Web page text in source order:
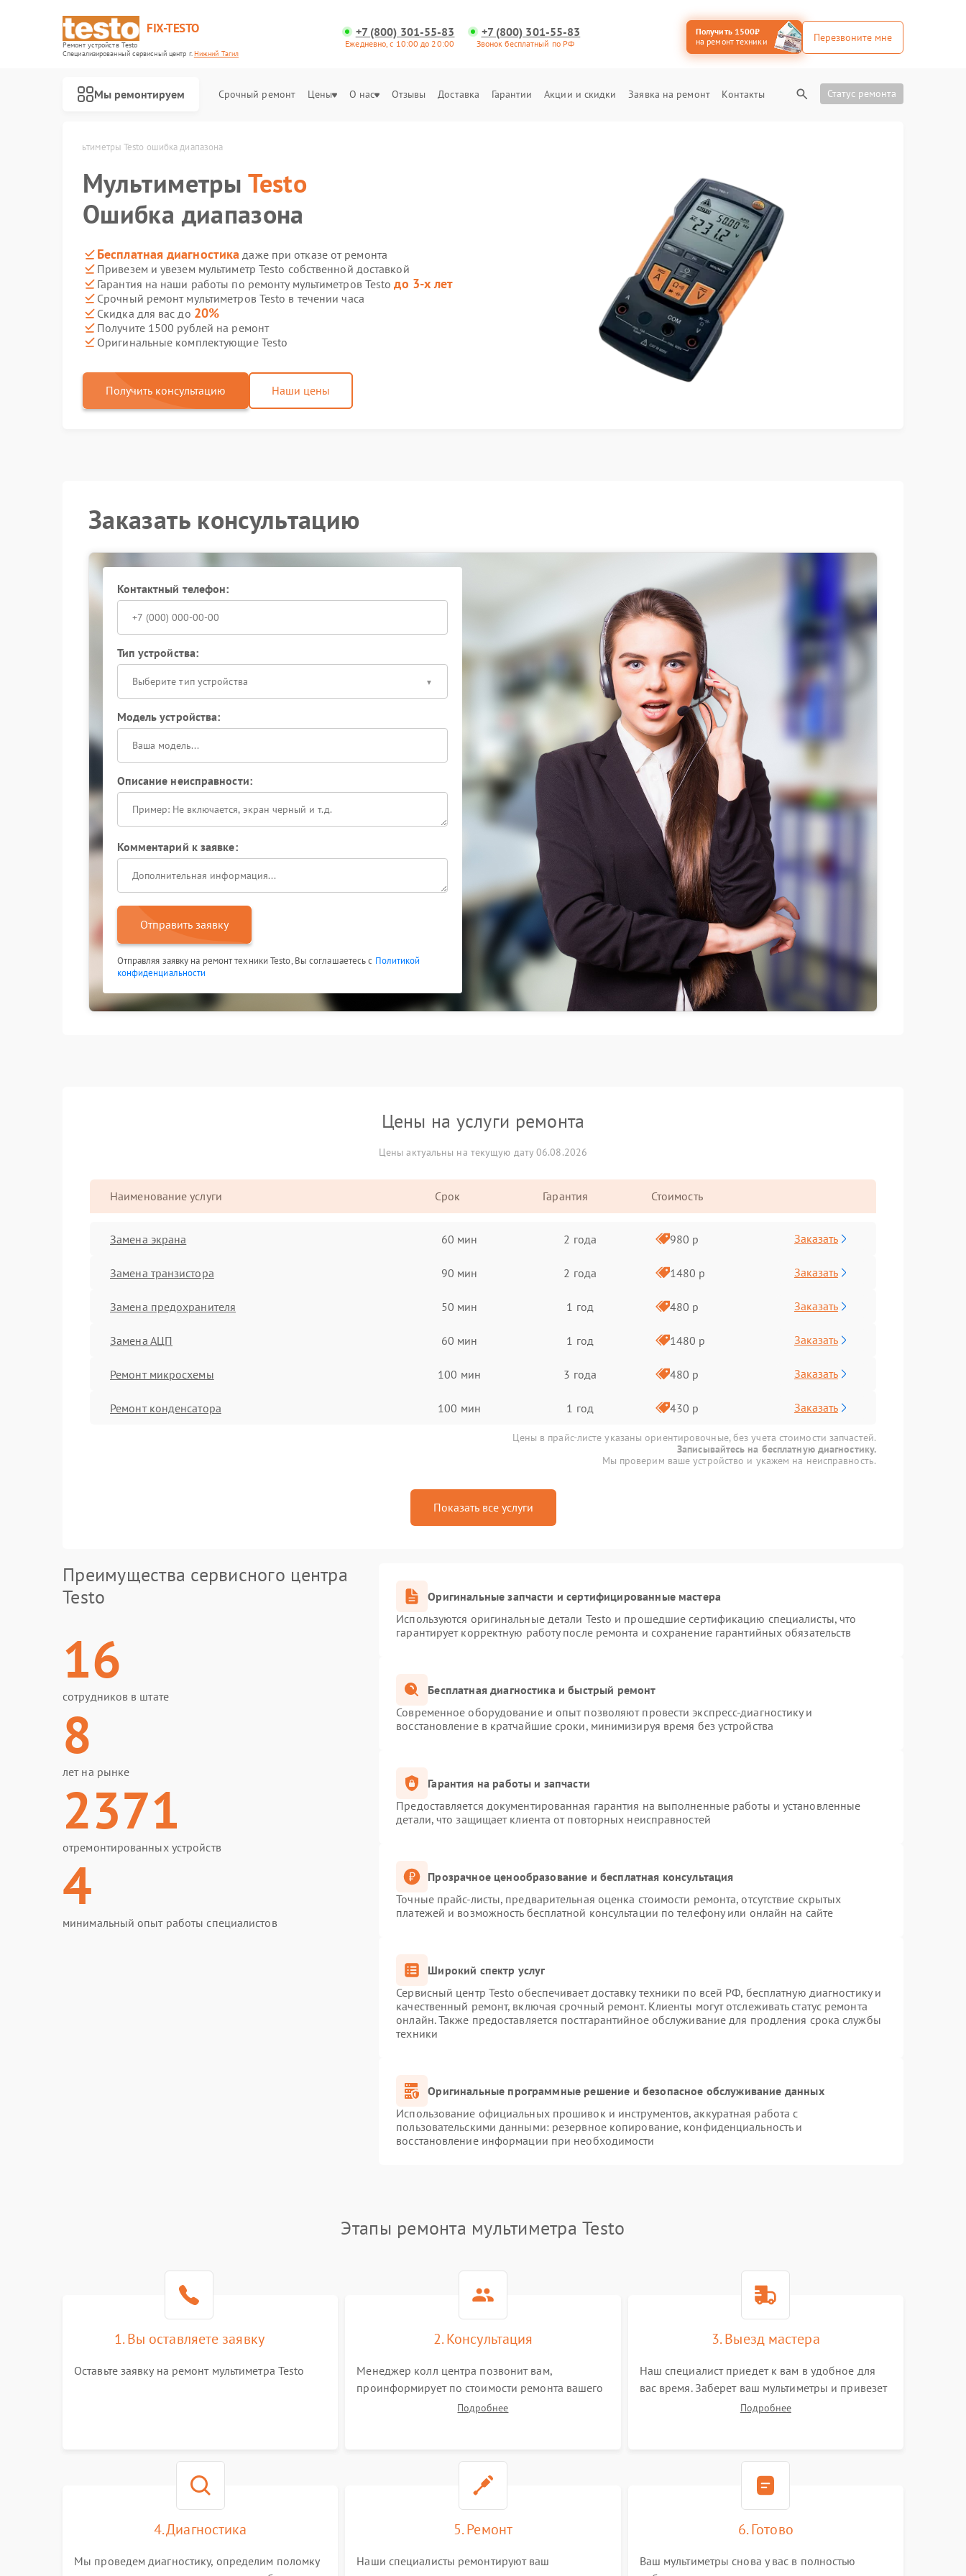
FIX-TESTO
Ремонт устройств Testo
Специализированный cервисный центр г.Нижний Тагил
+7 (800) 301-55-83
Ежедневно, с 10:00 до 20:00
+7 (800) 301-55-83
Звонок бесплатный по РФ
Получить 1500₽
на ремонт техники
Перезвоните мне
Мы ремонтируем Срочный ремонт Цены О нас Отзывы Доставка Гарантии Акции и скидки Заявка на ремонт Контакты Статус ремонта
Мультиметры Testo ошибка диапазона
МультиметрыTesto
Ошибка диапазона
Бесплатная диагностика даже при отказе от ремонта
Привезем и увезем мультиметр Testo собственной доставкой
Гарантия на наши работы по ремонту мультиметров Testoдо 3-х лет
Срочный ремонт мультиметров Testo в течении часа
Скидка для вас до 20%
Получите 1500 рублей на ремонт
Оригинальные комплектующие Testo
Получить консультацию Наши цены
Заказать консультацию
Контактный телефон:
Тип устройства:
Выберите тип устройства
Модель устройства:
Описание неисправности:
Комментарий к заявке:
Отправить заявку
Отправляя заявку на ремонт техники Testo, Вы соглашаетесь с Политикой
конфиденциальности
Цены на услуги ремонта
Цены актуальны на текущую дату 06.08.2026
Наименование услуги Срок Гарантия Стоимость
Замена экрана 60 мин 2 года 980 р Заказать
Замена транзистора 90 мин 2 года 1480 р Заказать
Замена предохранителя 50 мин 1 год 480 р Заказать
Замена АЦП 60 мин 1 год 1480 р Заказать
Ремонт микросхемы 100 мин 3 года 480 р Заказать
Ремонт конденсатора 100 мин 1 год 430 р Заказать
Цены в прайс-листе указаны ориентировочные, без учета стоимости запчастей.
Записывайтесь на бесплатную диагностику.
Мы проверим ваше устройство и укажем на неисправность.
Показать все услуги
Преимущества сервисного центра
Testo
16
сотрудников в штате
8
лет на рынке
2371
отремонтированных устройств
4
минимальный опыт работы специалистов
Оригинальные запчасти и сертифицированные мастера
Используются оригинальные детали Testo и прошедшие сертификацию специалисты, что
гарантирует корректную работу после ремонта и сохранение гарантийных обязательств
Бесплатная диагностика и быстрый ремонт
Современное оборудование и опыт позволяют провести экспресс-диагностику и
восстановление в кратчайшие сроки, минимизируя время без устройства
Гарантия на работы и запчасти
Предоставляется документированная гарантия на выполненные работы и установленные
детали, что защищает клиента от повторных неисправностей
Прозрачное ценообразование и бесплатная консультация
Точные прайс-листы, предварительная оценка стоимости ремонта, отсутствие скрытых
платежей и возможность бесплатной консультации по телефону или онлайн на сайте
Широкий спектр услуг
Сервисный центр Testo обеспечивает доставку техники по всей РФ, бесплатную диагностику и
качественный ремонт, включая срочный ремонт. Клиенты могут отслеживать статус ремонта
онлайн. Также предоставляется постгарантийное обслуживание для продления срока службы
техники
Оригинальные программные решение и безопасное обслуживание данных
Использование официальных прошивок и инструментов, аккуратная работа с
пользовательскими данными: резервное копирование, конфиденциальность и
восстановление информации при необходимости
Этапы ремонта мультиметра Testo
1. Вы оставляете заявку
Оставьте заявку на ремонт мультиметра Testo
2. Консультация
Менеджер колл центра позвонит вам,
проинформирует по стоимости ремонта вашего
мультиметра а также ответит на все ваши
Подробнее
3. Выезд мастера
Наш специалист приедет к вам в удобное для
вас время. Заберет ваш мультиметры и привезет
на склад для диагностики.
Подробнее
4. Диагностика
Мы проведем диагностику, определим поломку
5. Ремонт
Наши специалисты ремонтируют ваш
6. Готово
Ваш мультиметры снова у вас в полностью